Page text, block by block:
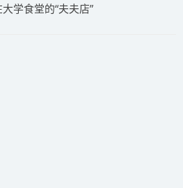
学食堂的“夫夫店”